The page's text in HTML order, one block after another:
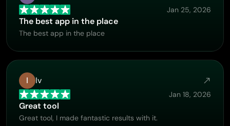
Jan 25, 2026
The best app in the place
The best app in the place
I Iv
Jan 18, 2026
Great tool
Great tool, I made fantastic results with it.